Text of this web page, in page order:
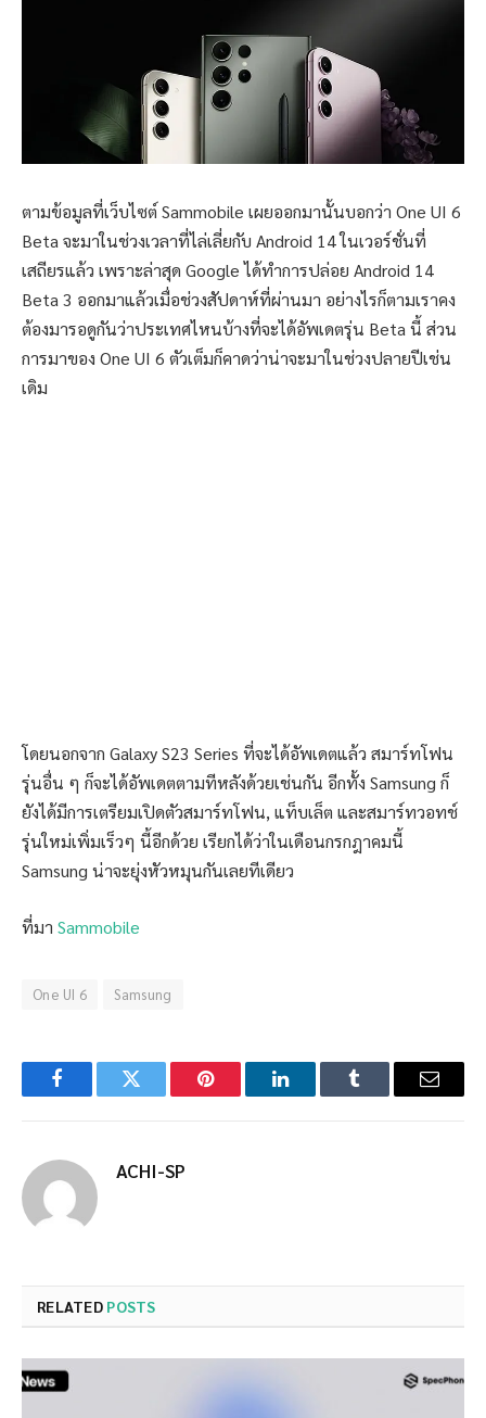
ตามข้อมูลที่เว็บไซต์ Sammobile เผยออกมานั้นบอกว่า One UI 6
Beta จะมาในช่วงเวลาที่ไล่เลี่ยกับ Android 14 ในเวอร์ชั่นที่
เสถียรแล้ว เพราะล่าสุด Google ได้ทำการปล่อย Android 14
Beta 3 ออกมาแล้วเมื่อช่วงสัปดาห์ที่ผ่านมา อย่างไรก็ตามเราคง
ต้องมารอดูกันว่าประเทศไหนบ้างที่จะได้อัพเดตรุ่น Beta นี้ ส่วน
การมาของ One UI 6 ตัวเต็มก็คาดว่าน่าจะมาในช่วงปลายปีเช่น
เดิม
โดยนอกจาก Galaxy S23 Series ที่จะได้อัพเดตแล้ว สมาร์ทโฟน
รุ่นอื่น ๆ ก็จะได้อัพเดตตามทีหลังด้วยเช่นกัน อีกทั้ง Samsung ก็
ยังได้มีการเตรียมเปิดตัวสมาร์ทโฟน, แท็บเล็ต และสมาร์ทวอทช์
รุ่นใหม่เพิ่มเร็วๆ นี้อีกด้วย เรียกได้ว่าในเดือนกรกฎาคมนี้
Samsung น่าจะยุ่งหัวหมุนกันเลยทีเดียว
ที่มา Sammobile
One UI 6 Samsung
FacebookTwitter Pinterest LinkedInTumblr Email
ACHI-SP
RELATED POSTS